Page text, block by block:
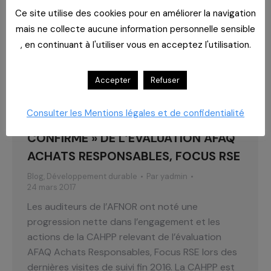
fonctionnement par rapport aux observations
de nos adhérents, pour performer nos avancées
et être au plus près de vos préoccupations.
Nous savons… Lire la suiteEn Bref 62, en direct
LA CAHPP ATTEINT LE NIVEAU «
CONFIRMÉ » DE L’ÉVALUATION AFAQ
ACHATS RESPONSABLES, FOCUS RSE
Blog, Développement durable Par yadmin
24 mars 2017
Les auditeurs de l’AFNOR ont noté une
progression nette dans l’engagement et les
actions de la CAHPP relevant de l’évaluation
AFAQ Achats Responsables, Focus RSE lors des
dernières visites de suivi fin 2016. La CAHPP est
Ce site utilise des cookies pour en améliorer la navigation
mais ne collecte aucune information personnelle sensible
, en continuant à l'utiliser vous en acceptez l'utilisation.
Accepter Refuser
Consulter les Mentions légales et de confidentialité